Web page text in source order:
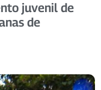
juvenil de
de